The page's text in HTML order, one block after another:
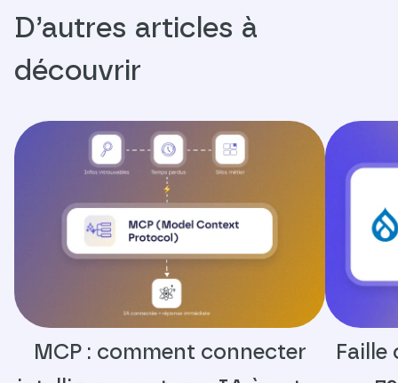
D’autres articles à
découvrir
MCP : comment connecter